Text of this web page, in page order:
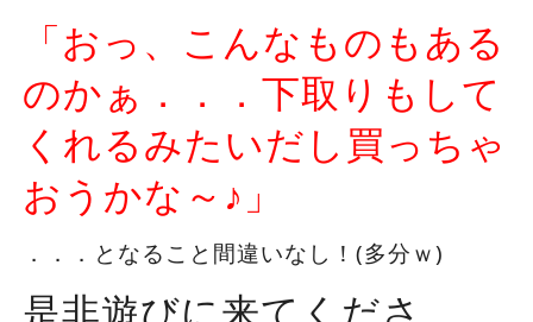
「おっ、こんなものもある
のかぁ．．．下取りもして
くれるみたいだし買っちゃ
おうかな～♪」
．．．となること間違いなし！(多分ｗ)
是非遊びに来てくださ